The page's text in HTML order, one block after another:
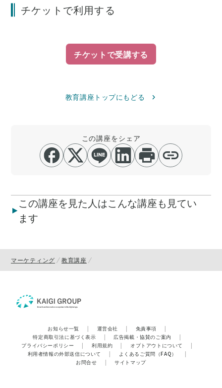
チケットで利用する
チケットで受講する
教育講座トップにもどる
この講座をシェア
この講座を見た人はこんな講座も見てい
ます
マーケティング 教育講座
お知らせ一覧 | 運営会社 | 免責事項
|
特定商取引法に基づく表示
| 広告掲載・協賛のご案内
|
プライバシーポリシー
| 利用規約 | オプトアウトについて
|
利用者情報の外部送信について
| よくあるご質問（FAQ）
|
お問合せ
| サイトマップ